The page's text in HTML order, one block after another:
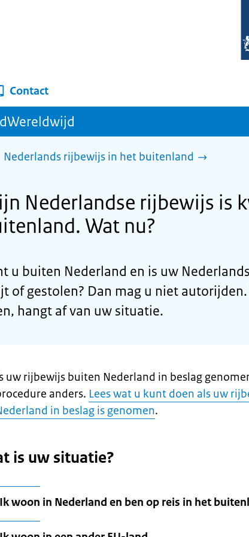
Contact
Nederlands rijbewijs in het buitenland
Nederlandse rijbewijs is
Wat nu?
u buiten Nederland en is uw
of gestolen? Dan mag u niet
hangt af van uw situatie.
uw rijbewijs buiten Nederland in beslag
anders. Lees wat u kunt doen als uw
in beslag is genomen.
is uw situatie?
Ik woon in Nederland en ben op reis in het